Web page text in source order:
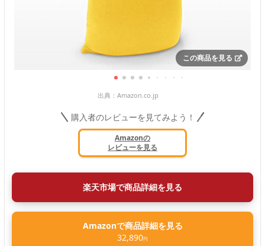
この商品を見る
出典： Amazon.co.jp
購入者のレビューを見てみよう！
Amazonの
レビューを見る
楽天市場で商品詳細を見る
Amazonで商品詳細を見る
32,890円